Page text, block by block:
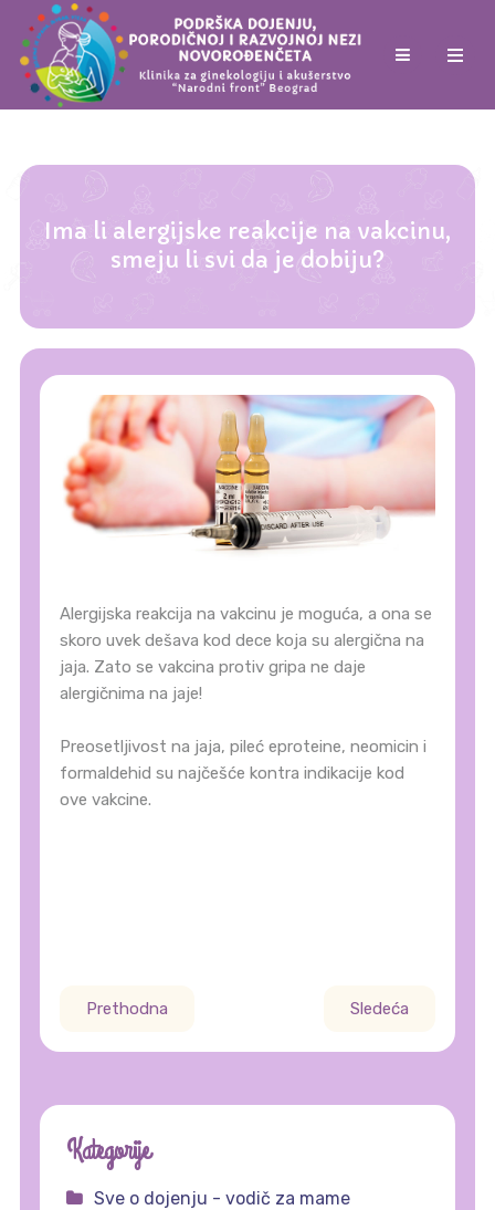
Ima li alergijske reakcije na vakcinu,
smeju li svi da je dobiju?
Alergijska reakcija na vakcinu je moguća, a ona se
skoro uvek dešava kod dece koja su alergična na
jaja. Zato se vakcina protiv gripa ne daje
alergičnima na jaje!
Preosetljivost na jaja, pileć eproteine, neomicin i
formaldehid su najčešće kontra indikacije kod
ove vakcine.
Prethodna Sledeća
Kategorije
Sve o dojenju - vodič za mame